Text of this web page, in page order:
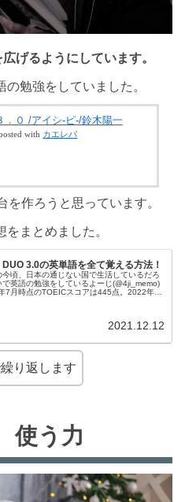
げるようにしています。
勉強をしていました。
０ /アイシ-ピ-/鈴木陽一
with カエレバ
作ろうと思っています。
をまとめました。
DUO 3.0の英単語を全て覚える方法！
今頃、日本の通じない国で生活しているだろ
で英語の勉強をしているよーじ(@4ji_memo)
7月時点のTOEICスコアは445点。2022年1
2021.12.12
り返します
使う力